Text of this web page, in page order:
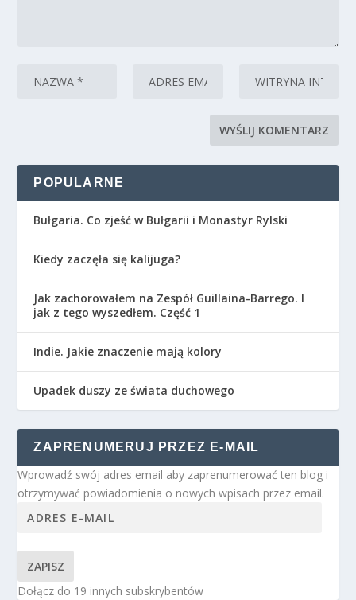
POPULARNE
Bułgaria. Co zjeść w Bułgarii i Monastyr Rylski
Kiedy zaczęła się kalijuga?
Jak zachorowałem na Zespół Guillaina-Barrego. I
jak z tego wyszedłem. Część 1
Indie. Jakie znaczenie mają kolory
Upadek duszy ze świata duchowego
ZAPRENUMERUJ PRZEZ E-MAIL
Wprowadź swój adres email aby zaprenumerować ten blog i
otrzymywać powiadomienia o nowych wpisach przez email.
ZAPISZ
Dołącz do 19 innych subskrybentów